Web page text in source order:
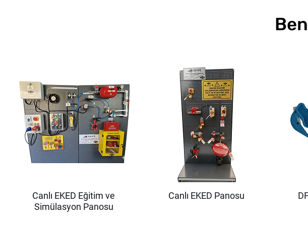
Canlı EKED Eğitim ve
Simülasyon Panosu
Canlı EKED Panosu